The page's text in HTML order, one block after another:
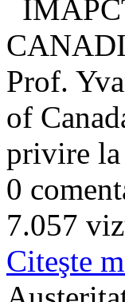
Prof.
of
privire la
0
7.057
Citeşte